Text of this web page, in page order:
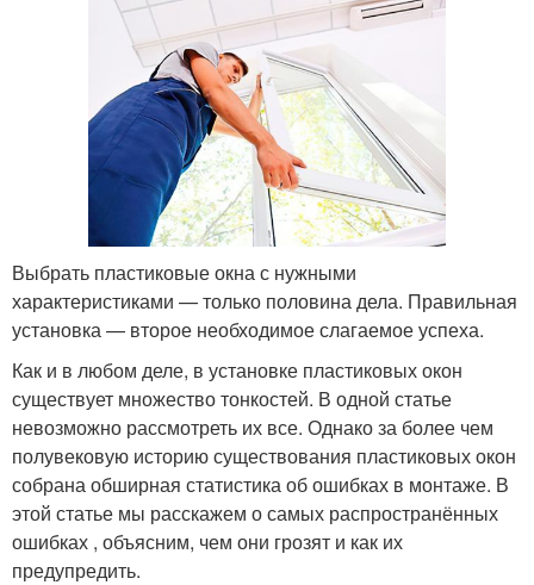
Выбрать пластиковые окна с нужными
характеристиками — только половина дела. Правильная
установка — второе необходимое слагаемое успеха.
Как и в любом деле, в установке пластиковых окон
существует множество тонкостей. В одной статье
невозможно рассмотреть их все. Однако за более чем
полувековую историю существования пластиковых окон
собрана обширная статистика об ошибках в монтаже. В
этой статье мы расскажем о самых распространённых
ошибках , объясним, чем они грозят и как их
предупредить.